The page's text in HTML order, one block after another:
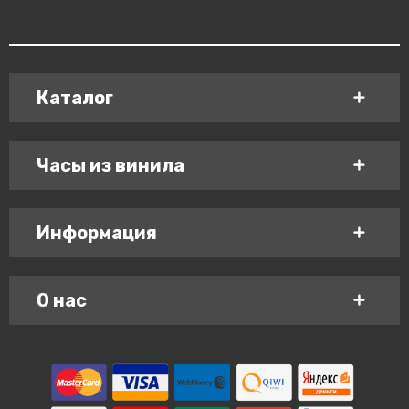
Каталог
Часы из винила
Информация
О нас